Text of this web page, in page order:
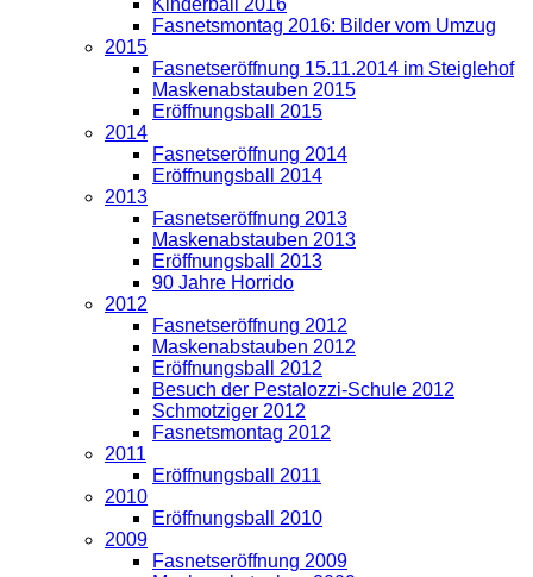
Kinderball 2016
Fasnetsmontag 2016: Bilder vom Umzug
2015
Fasnetseröffnung 15.11.2014 im Steiglehof
Maskenabstauben 2015
Eröffnungsball 2015
2014
Fasnetseröffnung 2014
Eröffnungsball 2014
2013
Fasnetseröffnung 2013
Maskenabstauben 2013
Eröffnungsball 2013
90 Jahre Horrido
2012
Fasnetseröffnung 2012
Maskenabstauben 2012
Eröffnungsball 2012
Besuch der Pestalozzi-Schule 2012
Schmotziger 2012
Fasnetsmontag 2012
2011
Eröffnungsball 2011
2010
Eröffnungsball 2010
2009
Fasnetseröffnung 2009